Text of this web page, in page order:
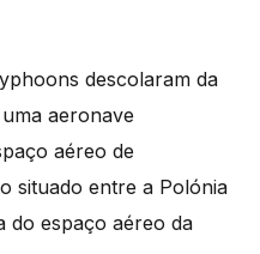
descolaram da
aeronave
aéreo de
situado entre a Polónia
do espaço aéreo da